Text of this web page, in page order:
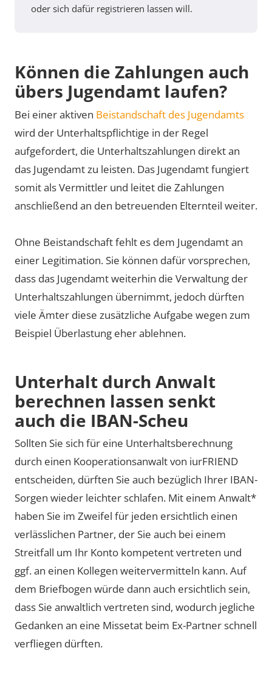
oder sich dafür registrieren lassen will.
Können die Zahlungen auch
übers Jugendamt laufen?
Bei einer aktiven Beistandschaft des Jugendamts
wird der Unterhaltspflichtige in der Regel
aufgefordert, die Unterhaltszahlungen direkt an
das Jugendamt zu leisten. Das Jugendamt fungiert
somit als Vermittler und leitet die Zahlungen
anschließend an den betreuenden Elternteil weiter.
Ohne Beistandschaft fehlt es dem Jugendamt an
einer Legitimation. Sie können dafür vorsprechen,
dass das Jugendamt weiterhin die Verwaltung der
Unterhaltszahlungen übernimmt, jedoch dürften
viele Ämter diese zusätzliche Aufgabe wegen zum
Beispiel Überlastung eher ablehnen.
Unterhalt durch Anwalt
berechnen lassen senkt
auch die IBAN-Scheu
Sollten Sie sich für eine Unterhaltsberechnung
durch einen Kooperationsanwalt von iurFRIEND
entscheiden, dürften Sie auch bezüglich Ihrer IBAN-
Sorgen wieder leichter schlafen. Mit einem Anwalt*
haben Sie im Zweifel für jeden ersichtlich einen
verlässlichen Partner, der Sie auch bei einem
Streitfall um Ihr Konto kompetent vertreten und
ggf. an einen Kollegen weitervermitteln kann. Auf
dem Briefbogen würde dann auch ersichtlich sein,
dass Sie anwaltlich vertreten sind, wodurch jegliche
Gedanken an eine Missetat beim Ex-Partner schnell
verfliegen dürften.